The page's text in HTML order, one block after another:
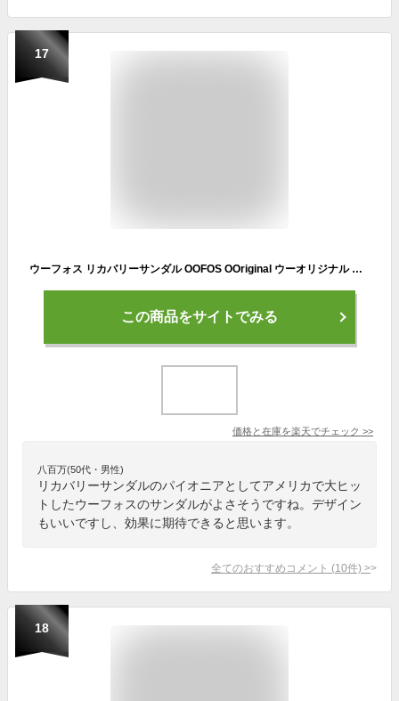
17
ウーフォス リカバリーサンダル OOFOS OOriginal ウーオリジナル メンズ レディース トングサンダル ウーリジナル 正規品 送料無料 【サイズ交換片道無料】 ビーチサンダル リカバリーシューズ スポーツ ランニング マラソン
この商品をサイトでみる
価格と在庫を楽天でチェック >>
八百万(50代・男性)
リカバリーサンダルのパイオニアとしてアメリカで大ヒッ
トしたウーフォスのサンダルがよさそうですね。デザイン
もいいですし、効果に期待できると思います。
全てのおすすめコメント (10件) >
18